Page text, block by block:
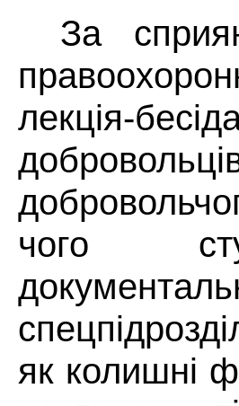
За
лекція-
чого
як колишні